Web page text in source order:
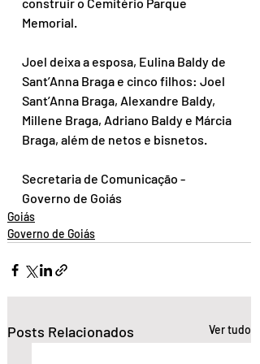
Memorial.
Joel deixa a esposa, Eulina Baldy de
Sant’Anna Braga e cinco filhos: Joel
Sant’Anna Braga, Alexandre Baldy,
Millene Braga, Adriano Baldy e Márcia
Braga, além de netos e bisnetos.
Secretaria de Comunicação -
Governo de Goiás
Goiás
Governo de Goiás
Posts Relacionados Ver tudo